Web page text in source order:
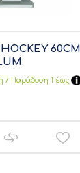
60CM
/ Παράδoση 1 έως